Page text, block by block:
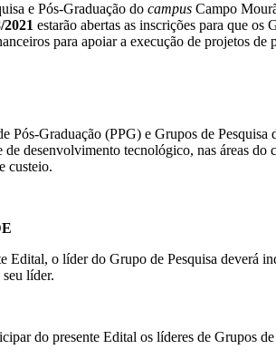
e Pós-Graduação do campus Campo
2021 estarão abertas as inscrições para que
para apoiar a execução de projetos
Pós-Graduação (PPG) e Grupos de
de desenvolvimento tecnológico, nas áreas
custeio.
Edital, o líder do Grupo de Pesquisa deverá
líder.
do presente Edital os líderes de Grupos